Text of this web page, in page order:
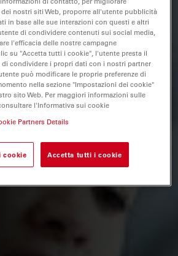
nostri siti Web, proporre all'utente pubblicità
in base alle sue interazioni con questi e altri
di condividere contenuti sui social media,
l'efficacia delle nostre campagne
su "Accetta tutti i cookie", l'utente presta il
di condividere i propri dati con i nostri partner
può modificare le proprie preferenze di
nella sezione "Impostazioni dei cookie"
sito Web. Per maggiori informazioni sulle
l'Informativa sui cookie
Partners Details
cookie Accetta tutti i cookie